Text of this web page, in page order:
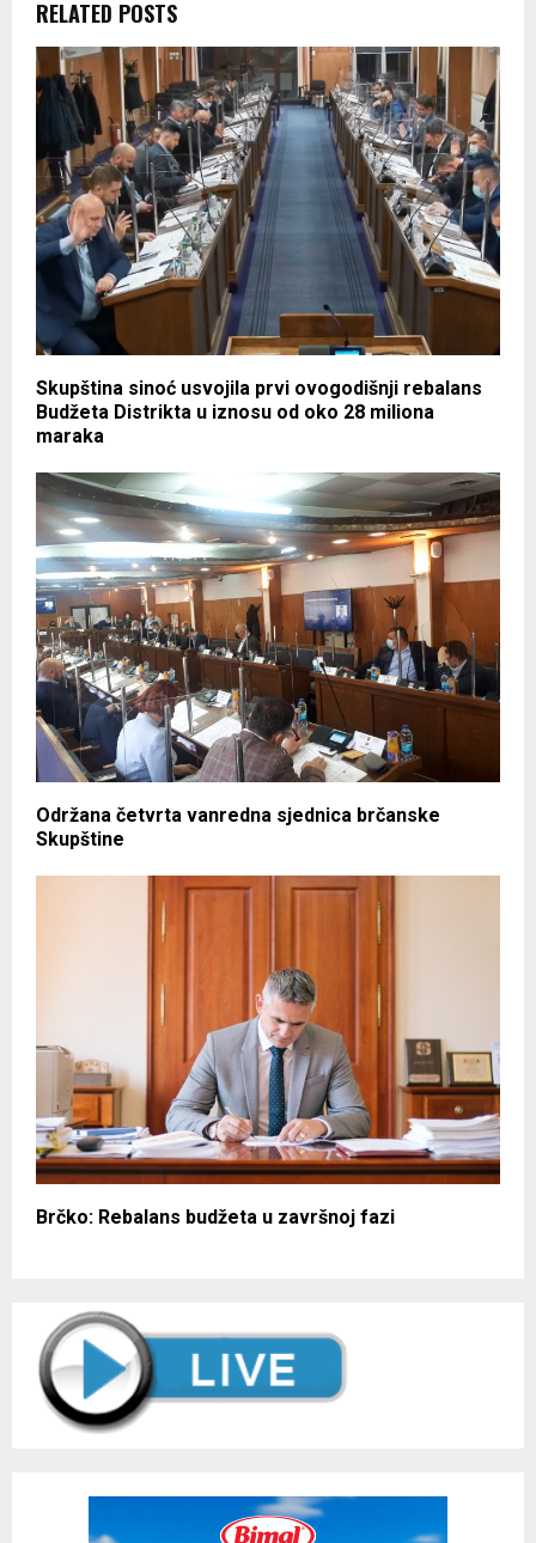
RELATED POSTS
Skupština sinoć usvojila prvi ovogodišnji rebalans
Budžeta Distrikta u iznosu od oko 28 miliona
maraka
Održana četvrta vanredna sjednica brčanske
Skupštine
Brčko: Rebalans budžeta u završnoj fazi